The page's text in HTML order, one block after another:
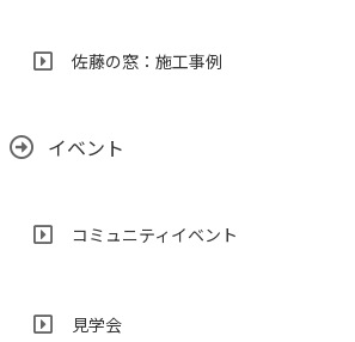
佐藤の窓：施工事例
イベント
コミュニティイベント
見学会